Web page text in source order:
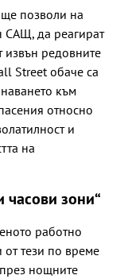
позволи на
САЩ, да реагират
извън редовните
Street обаче са
към
относно
и
на
часови зони“
работно
тези по време
нощните